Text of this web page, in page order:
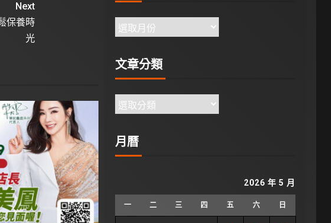
Next
保養時
光
文章分類
月曆
2026 年 5 月
一 二 三 四 五 六 日